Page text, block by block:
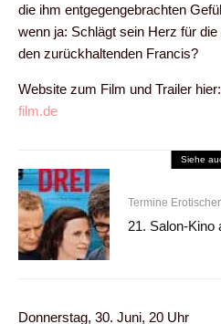
die ihm entgegengebrachten
wenn ja: Schlägt sein Herz für
den zurückhaltenden Francis?
Website zum Film und Trailer hier:
film.de
Siehe
Termine
21. Salon-Kino
Donnerstag, 30. Juni, 20 Uhr